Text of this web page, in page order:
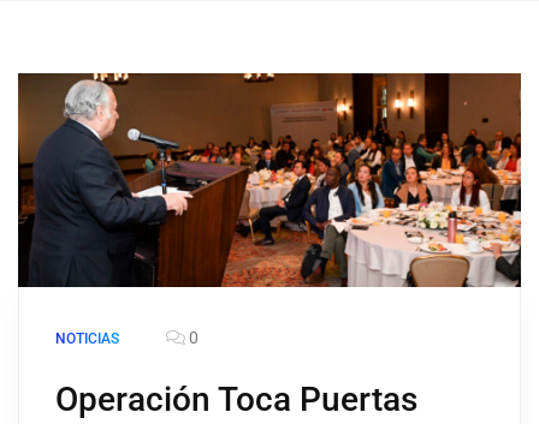
NOTICIAS 0
Operación Toca Puertas